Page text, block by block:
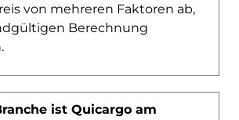
von mehreren Faktoren ab,
Berechnung
ist Quicargo am